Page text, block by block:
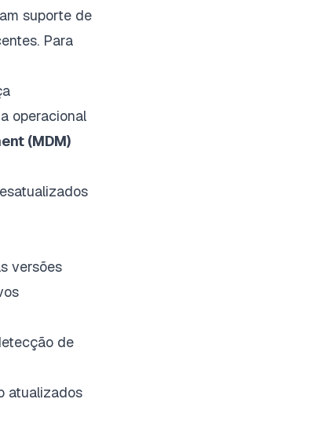
suporte de
Para
operacional
(MDM)
versões
de
atualizados